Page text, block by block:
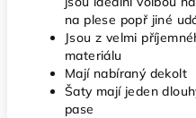
na plese popř jiné
Jsou z velmi
materiálu
Mají nabíraný dekolt
Šaty mají jeden
pase